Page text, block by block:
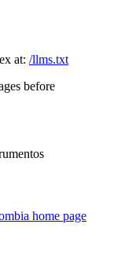
at: /llms.txt
before
home page